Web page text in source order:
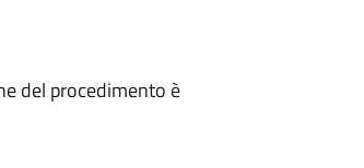
del procedimento è